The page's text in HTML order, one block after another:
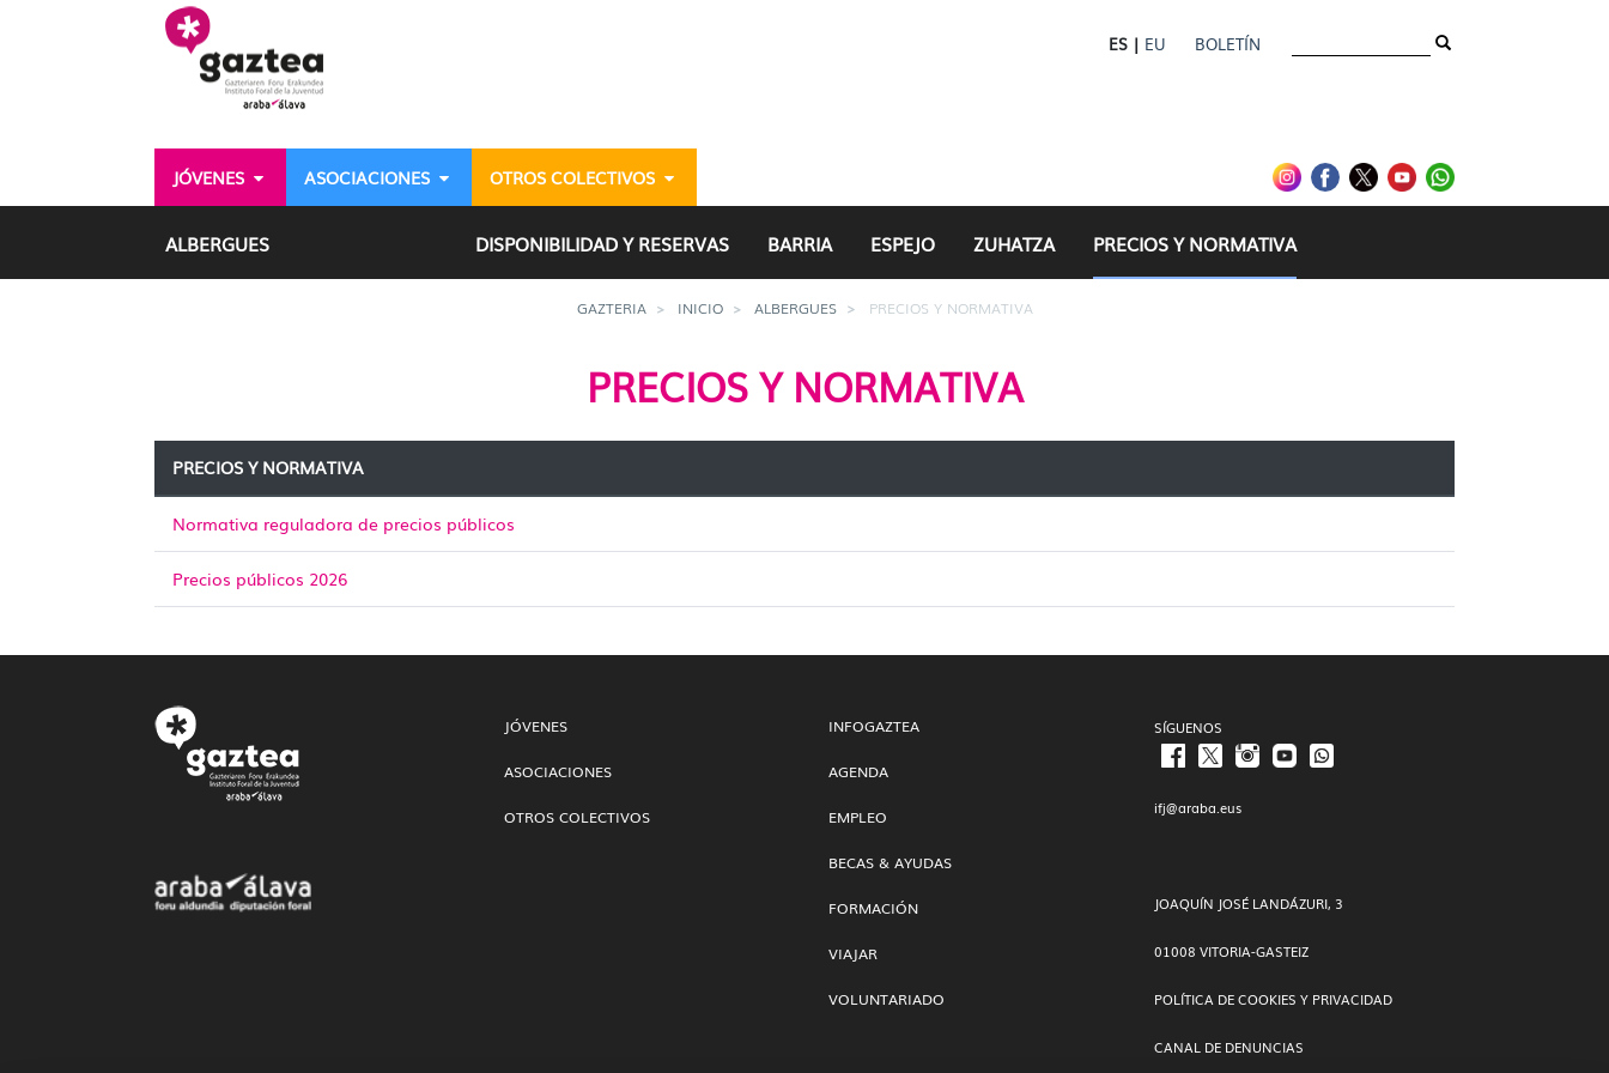
Saltar al contenido principal
ES | EU BOLETÍN
JÓVENES ASOCIACIONES OTROS COLECTIVOS
Precios y normativa - gazteria
ALBERGUES DISPONIBILIDAD Y RESERVAS BARRIA ESPEJO ZUHATZA PRECIOS Y NORMATIVA
GAZTERIA INICIO ALBERGUES PRECIOS Y NORMATIVA
PRECIOS Y NORMATIVA
PRECIOS Y NORMATIVA
Normativa reguladora de precios públicos
Precios públicos 2026
JÓVENES
ASOCIACIONES
OTROS COLECTIVOS
INFOGAZTEA
AGENDA
EMPLEO
BECAS & AYUDAS
FORMACIÓN
VIAJAR
VOLUNTARIADO
SÍGUENOS
ifj@araba.eus
JOAQUÍN JOSÉ LANDÁZURI, 3
01008 VITORIA-GASTEIZ
POLÍTICA DE COOKIES Y PRIVACIDAD
CANAL DE DENUNCIAS